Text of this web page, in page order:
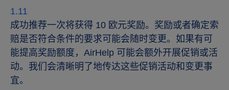
成功推荐一次将获得 10 欧元奖励。奖励或者确定索
赔是否符合条件的要求可能会随时变更。如果有可
能提高奖励额度，AirHelp 可能会额外开展促销或活
动。我们会清晰明了地传达这些促销活动和变更事
宜。